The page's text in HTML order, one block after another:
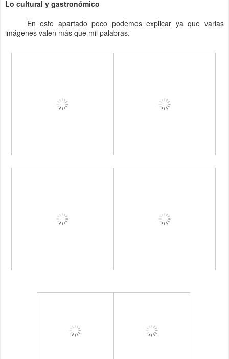
Lo cultural y gastronómico
En este apartado poco podemos explicar ya que varias
imágenes valen más que mil palabras.